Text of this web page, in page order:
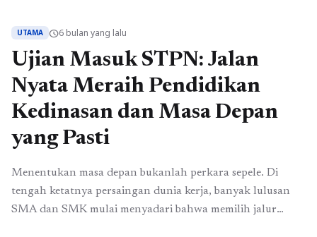
UTAMA schedule6 bulan yang lalu
Ujian Masuk STPN: Jalan
Nyata Meraih Pendidikan
Kedinasan dan Masa Depan
yang Pasti
Menentukan masa depan bukanlah perkara sepele. Di
tengah ketatnya persaingan dunia kerja, banyak lulusan
SMA dan SMK mulai menyadari bahwa memilih jalur